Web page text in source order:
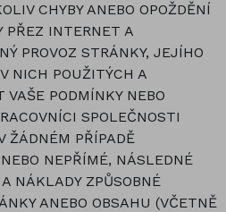
CHYBY ANEBO OPOŽDĚNÍ
PŘEZ INTERNET A
PROVOZ STRÁNKY, JEJÍHO
NICH POUŽITÝCH A
PODMÍNKY NEBO
SPOLEČNOSTI
ŽÁDNÉM PŘÍPADĚ
NEPŘÍMÉ, NÁSLEDNÉ
NÁKLADY ZPŮSOBNÉ
ANEBO OBSAHU (VČETNĚ